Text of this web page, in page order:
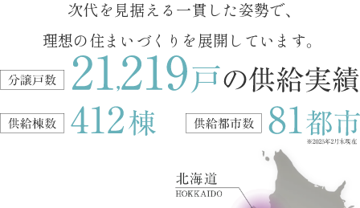
次代を見据える一貫した姿勢で、
理想の住まいづくりを展開しています。